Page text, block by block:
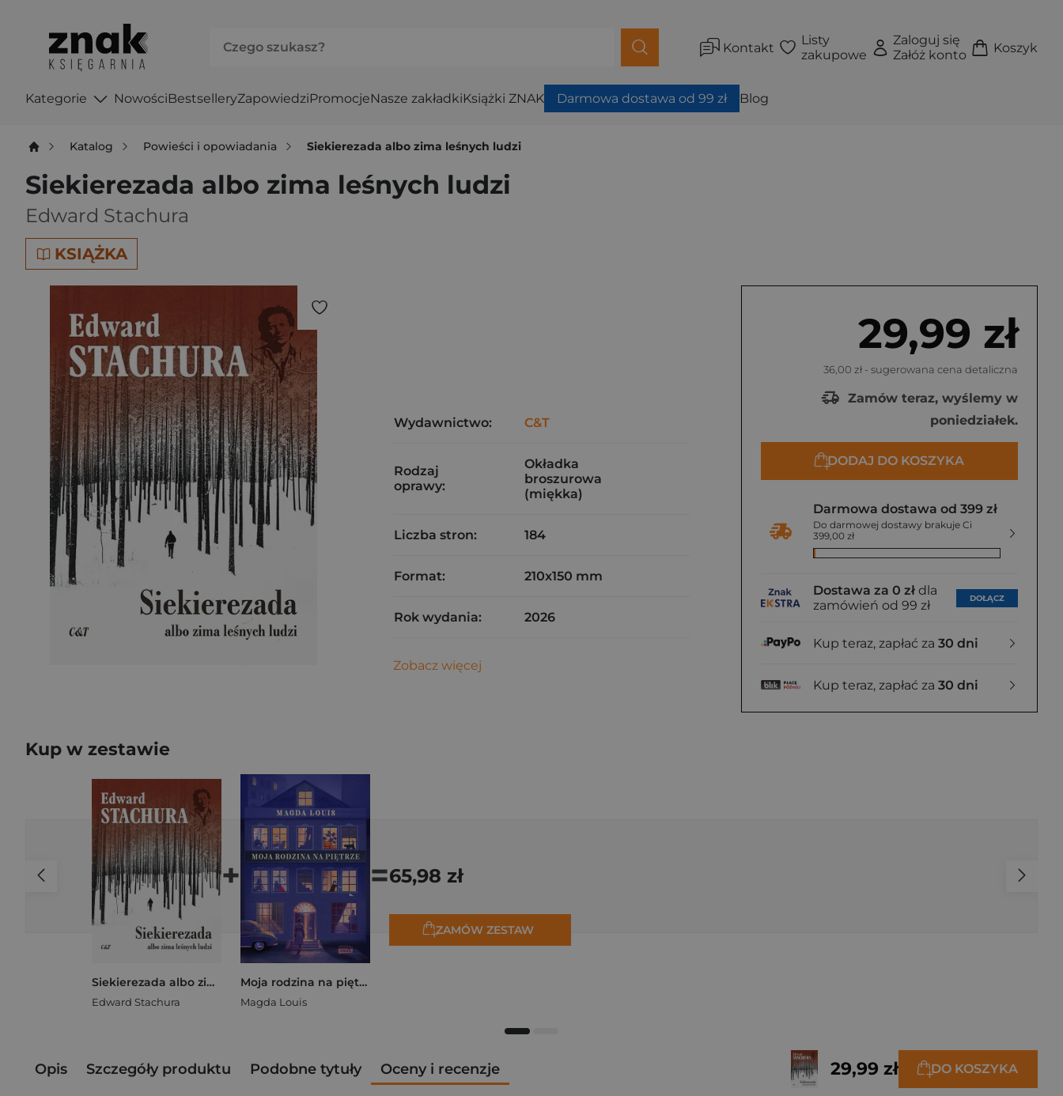
Kontakt
Listy
zakupowe
Zaloguj się
Załóż konto
Koszyk
Kategorie NowościBestselleryZapowiedziPromocjeNasze zakładkiKsiążki ZNAK Darmowa dostawa od 99 zł Blog
Katalog Powieści i opowiadania Siekierezada albo zima leśnych ludzi
Siekierezada albo zima leśnych ludzi
Edward Stachura
KSIĄŻKA
29,99 zł
36,00 zł - sugerowana cena detaliczna
Zamów teraz, wyślemy w
poniedziałek.
DODAJ DO KOSZYKA
Darmowa dostawa od 399 zł
Do darmowej dostawy brakuje Ci
399,00 zł
Dostawa za 0 zł dla
zamówień od 99 zł
DOŁĄCZ
Kup teraz, zapłać za 30 dni
Kup teraz, zapłać za 30 dni
Wydawnictwo: C&T
Rodzaj
oprawy:
Okładka
broszurowa
(miękka)
Liczba stron: 184
Format: 210x150 mm
Rok wydania: 2026
Zobacz więcej
Kup w zestawie
Siekierezada albo zima leśnych ludzi
Edward Stachura
+
Moja rodzina na piętrze
Magda Louis
=65,98 zł
ZAMÓW ZESTAW
Opis Szczegóły produktu Podobne tytuły Oceny i recenzje 29,99 zł DO KOSZYKA